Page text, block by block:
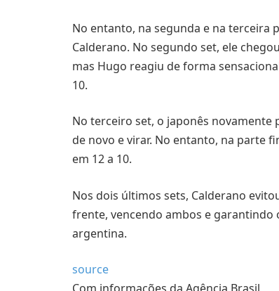
No entanto, na segunda e na terceira
Calderano. No segundo set, ele
mas Hugo reagiu de forma
10.
No terceiro set, o japonês novamente
de novo e virar. No entanto, na parte
em 12 a 10.
Nos dois últimos sets, Calderano
frente, vencendo ambos e
argentina.
source